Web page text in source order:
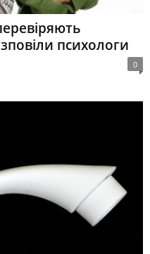
психологи
0